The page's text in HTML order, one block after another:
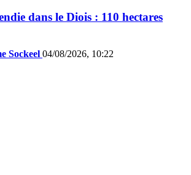
dans le Diois : 110 hectares
Sockeel 04/08/2026, 10:22